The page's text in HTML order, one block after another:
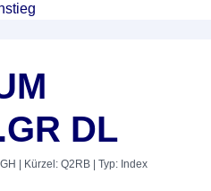
DL
| Kürzel: Q2RB | Typ: Index